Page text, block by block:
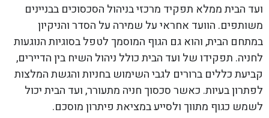
ועד הבית ממלא תפקיד מרכזי בניהול הסכסוכים בבניינים
משותפים. הוועד אחראי על שמירה על הסדר והניקיון
במתחם הבית, והוא גם הגוף המוסמך לטפל בסוגיות הנוגעות
לחניה. תפקידו של ועד הבית כולל ניהול השיח בין הדיירים,
קביעת כללים ברורים לגבי השימוש בחניות והגשת המלצות
לפתרון בעיות. כאשר סכסוך חניה מתעורר, ועד הבית יכול
לשמש כגוף מתווך ולסייע במציאת פיתרון מוסכם.